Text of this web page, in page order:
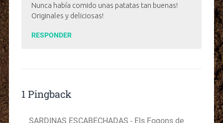
Nunca había comido unas patatas tan buenas!
Originales y deliciosas!
RESPONDER
1 Pingback
SARDINAS ESCABECHADAS - Els Fogons de